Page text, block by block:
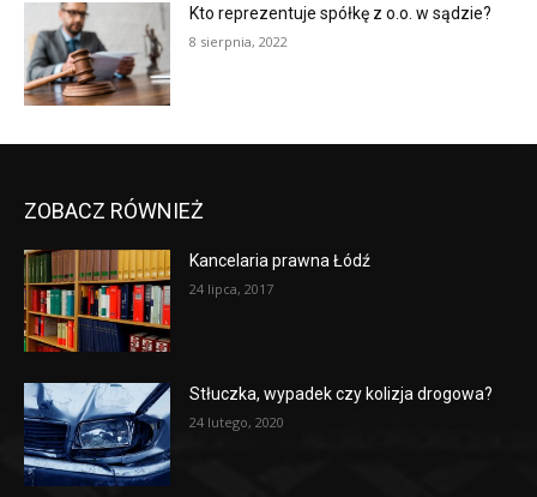
Kto reprezentuje spółkę z o.o. w sądzie?
8 sierpnia, 2022
ZOBACZ RÓWNIEŻ
Kancelaria prawna Łódź
24 lipca, 2017
Stłuczka, wypadek czy kolizja drogowa?
24 lutego, 2020